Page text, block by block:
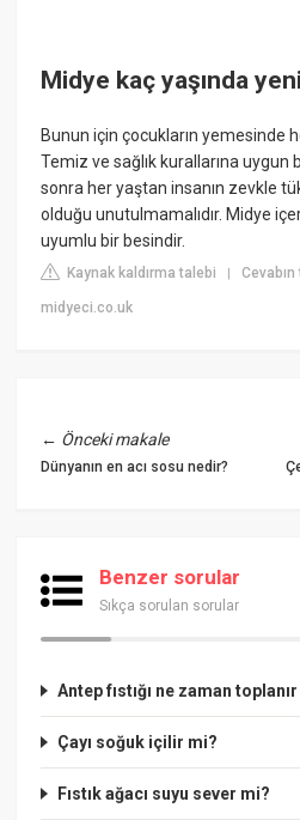
Midye kaç yaşında
Bunun için çocukların yemesinde
Temiz ve sağlık kurallarına uygun
sonra her yaştan insanın zevkle
olduğu unutulmamalıdır. Midye
uyumlu bir besindir.
Kaynak kaldırma talebi |
midyeci.co.uk
← Önceki makale
Dünyanın en acı sosu nedir?
Benzer sorular
Sıkça sorulan sorular
Antep fıstığı ne zaman
Çayı soğuk içilir mi?
Fıstık ağacı suyu sever mi?